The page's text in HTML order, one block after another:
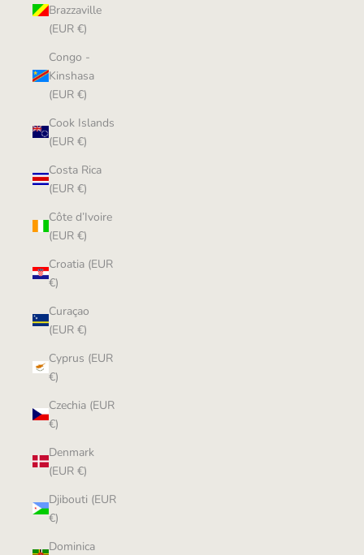
Brazzaville
(EUR €)
Congo -
Kinshasa
(EUR €)
Cook Islands
(EUR €)
Costa Rica
(EUR €)
Côte d’Ivoire
(EUR €)
Croatia (EUR
€)
Curaçao
(EUR €)
Cyprus (EUR
€)
Czechia (EUR
€)
Denmark
(EUR €)
Djibouti (EUR
€)
Dominica